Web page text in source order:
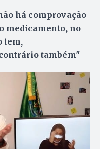
há comprovação
medicamento, no
tem,
também"